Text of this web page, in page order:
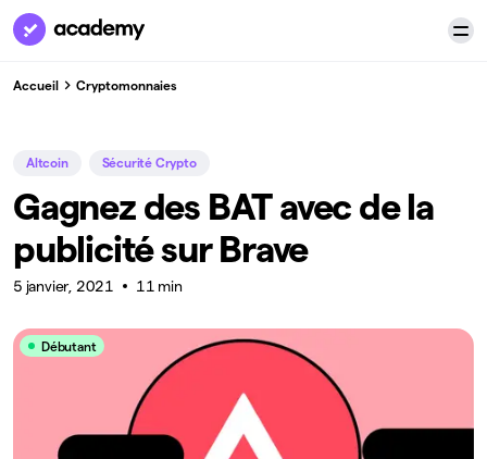
Accueil Cryptomonnaies
Altcoin Sécurité Crypto
Gagnez des BAT avec de la
publicité sur Brave
5 janvier, 2021 11 min
Débutant